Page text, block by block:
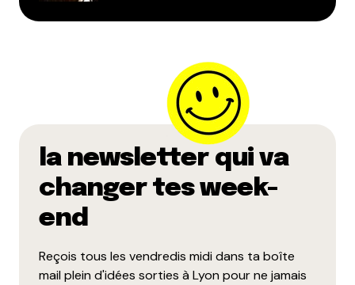
la newsletter qui va
changer tes week-
end
Reçois tous les vendredis midi dans ta boîte
mail plein d'idées sorties à Lyon pour ne jamais